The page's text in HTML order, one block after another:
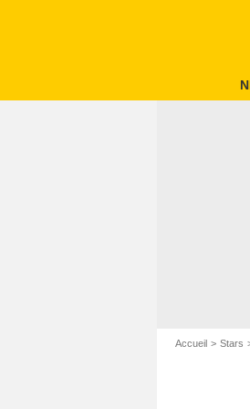
Accueil Stars